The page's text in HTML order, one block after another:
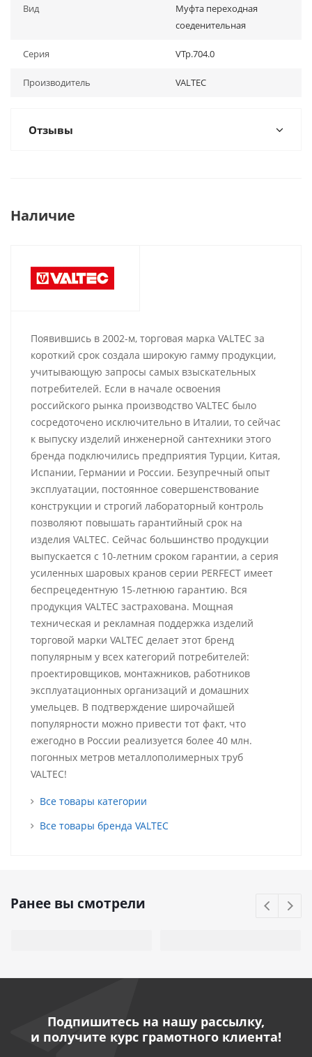
Вид
Муфта переходная
соеденительная
Серия VTp.704.0
Производитель VALTEC
Отзывы
Наличие
Появившись в 2002-м, торговая марка VALTEC за
короткий срок создала широкую гамму продукции,
учитывающую запросы самых взыскательных
потребителей. Если в начале освоения
российского рынка производство VALTEC было
сосредоточено исключительно в Италии, то сейчас
к выпуску изделий инженерной сантехники этого
бренда подключились предприятия Турции, Китая,
Испании, Германии и России. Безупречный опыт
эксплуатации, постоянное совершенствование
конструкции и строгий лабораторный контроль
позволяют повышать гарантийный срок на
изделия VALTEC. Сейчас большинство продукции
выпускается с 10-летним сроком гарантии, а серия
усиленных шаровых кранов серии PERFECT имеет
беспрецедентную 15-летнюю гарантию. Вся
продукция VALTEC застрахована. Мощная
техническая и рекламная поддержка изделий
торговой марки VALTEC делает этот бренд
популярным у всех категорий потребителей:
проектировщиков, монтажников, работников
эксплуатационных организаций и домашних
умельцев. В подтверждение широчайшей
популярности можно привести тот факт, что
ежегодно в России реализуется более 40 млн.
погонных метров металлополимерных труб
VALTEC!
Все товары категории
Все товары бренда VALTEC
Ранее вы смотрели
Подпишитесь на нашу рассылку,
и получите курс грамотного клиента!